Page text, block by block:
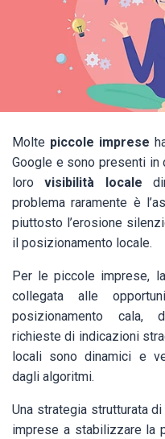
Molte piccole imprese
Google e sono presenti in
lorovisibilità locale
problema raramente è
piuttosto l’erosione
il posizionamento locale.
Per le piccole imprese,
collegata alle
posizionamento cala,
richieste di indicazioni
locali sono dinamici e
dagli algoritmi.
Una strategia strutturata di
imprese a stabilizzare la